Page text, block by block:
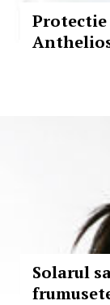
Solarul